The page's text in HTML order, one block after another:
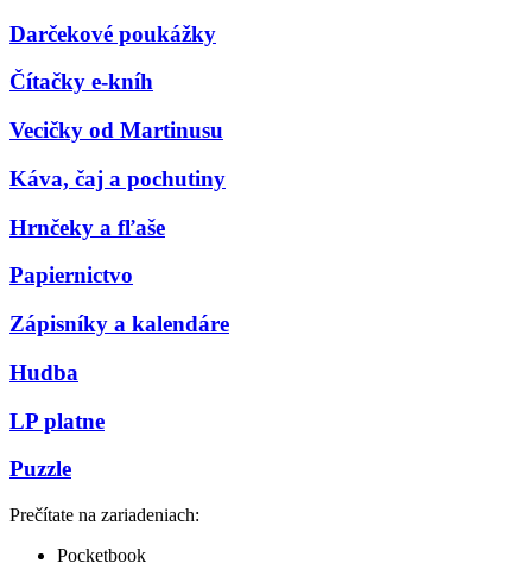
Darčekové poukážky
Čítačky e-kníh
Vecičky od Martinusu
Káva, čaj a pochutiny
Hrnčeky a fľaše
Papiernictvo
Zápisníky a kalendáre
Hudba
LP platne
Puzzle
Prečítate na zariadeniach:
Pocketbook